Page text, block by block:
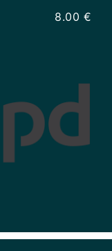
8.00 €